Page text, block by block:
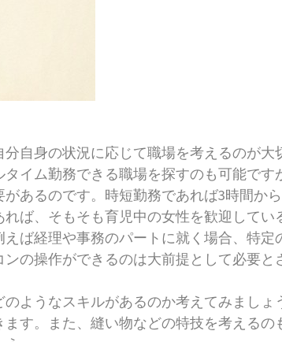
自身の状況に応じて職場を考えるのが大
イム勤務できる職場を探すのも可能です
あるのです。時短勤務であれば3時間か
ば、そもそも育児中の女性を歓迎してい
ば経理や事務のパートに就く場合、特
の操作ができるのは大前提として必要
ようなスキルがあるのか考えてみまし
す。また、縫い物などの特技を考える